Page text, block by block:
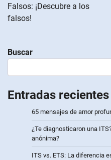
entradas
Falsos: ¡Descubre a los
falsos!
Buscar
Entradas recientes
65 mensajes de amor
¿Te diagnosticaron una
anónima?
ITS vs. ETS: La diferencia